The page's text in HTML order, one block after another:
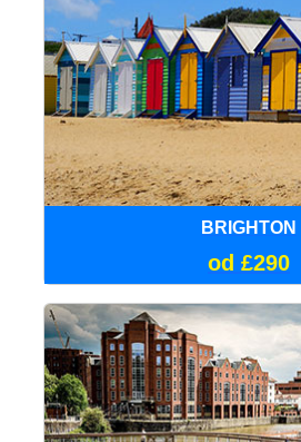
BRIGHTON
od £290